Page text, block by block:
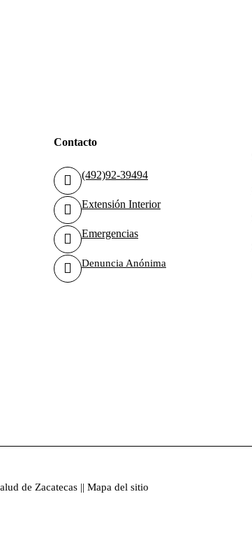
Contacto
(492)92-39494
Extensión Interior
Emergencias
Denuncia Anónima
de Zacatecas || Mapa del sitio